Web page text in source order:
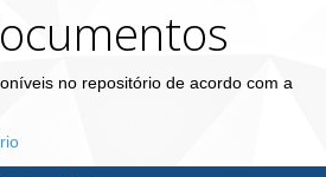
no repositório de acordo com a